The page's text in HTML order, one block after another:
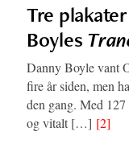
Tre
Boyles
Danny Boyle vant
fire år siden, men
den gang. Med
og vitalt […] [2]